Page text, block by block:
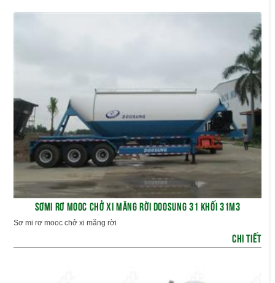
SƠMI RƠ MOOC CHỞ XI MĂNG RỜI DOOSUNG 31 KHỐI 31M3
Sơ mi rơ mooc chở xi măng rời
CHI TIẾT